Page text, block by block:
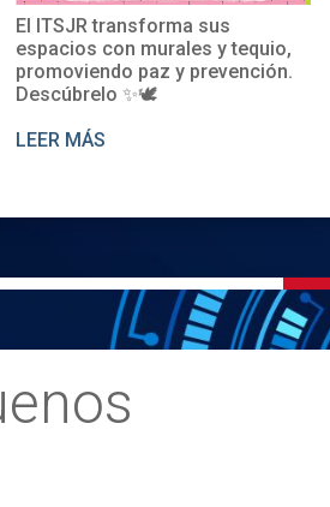
El ITSJR transforma sus
espacios con murales y tequio,
promoviendo paz y prevención.
Descúbrelo ✨🕊
LEER MÁS